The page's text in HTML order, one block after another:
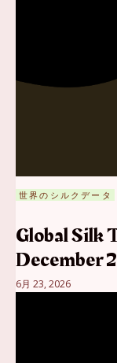
世界のシルクデータ
Global Silk
December
6月 23, 2026